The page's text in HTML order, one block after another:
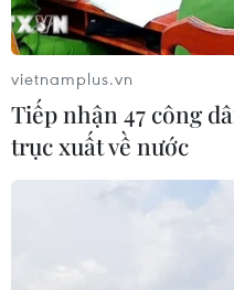
Giá vàng thế giới tăng
từ tháng Hai
06/08/2026 00:26
vietnamplus.vn
Tiếp nhận 47 công
trục xuất về nước